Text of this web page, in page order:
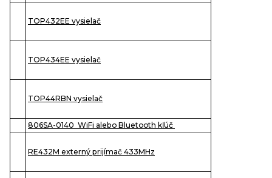
TOP432EE vysielač
TOP434EE vysielač
TOP44RBN vysielač
806SA-0140 WiFi alebo Bluetooth kľúč
RE432M externý prijímač 433MHz